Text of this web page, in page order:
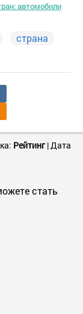
автомобили
страна
Рейтинг|Дата
стать